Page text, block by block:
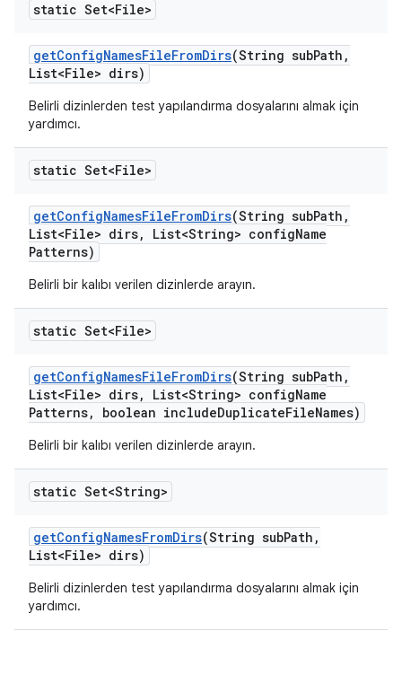
static Set<File>
getConfigNamesFileFromDirs(String subPath ,
List<File> dirs)
Belirli dizinlerden test yapılandırma dosyalarını almak için
yardımcı.
static Set<File>
getConfigNamesFileFromDirs(String subPath ,
List<File> dirs, List<String> configName
Patterns)
Belirli bir kalıbı verilen dizinlerde arayın.
static Set<File>
getConfigNamesFileFromDirs(String subPath ,
List<File> dirs, List<String> configName
Patterns, boolean includeDuplicateFileNames)
Belirli bir kalıbı verilen dizinlerde arayın.
static Set<String>
getConfigNamesFromDirs(String subPath ,
List<File> dirs)
Belirli dizinlerden test yapılandırma dosyalarını almak için
yardımcı.